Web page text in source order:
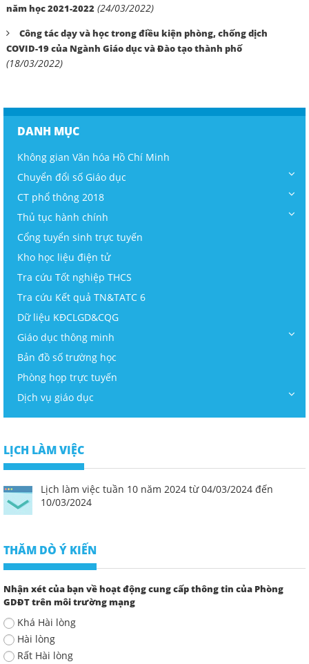
năm học 2021-2022 (24/03/2022)
Công tác dạy và học trong điều kiện phòng, chống dịch
COVID-19 của Ngành Giáo dục và Đào tạo thành phố
(18/03/2022)
DANH MỤC
Không gian Văn hóa Hồ Chí Minh
Chuyển đổi số Giáo dục
CT phổ thông 2018
Thủ tục hành chính
Cổng tuyển sinh trực tuyến
Kho học liệu điện tử
Tra cứu Tốt nghiệp THCS
Tra cứu Kết quả TN&TATC 6
Dữ liệu KĐCLGD&CQG
Giáo dục thông minh
Bản đồ số trường học
Phòng họp trực tuyến
Dịch vụ giáo dục
LỊCH LÀM VIỆC
Lịch làm việc tuần 10 năm 2024 từ 04/03/2024 đến
10/03/2024
THĂM DÒ Ý KIẾN
Nhận xét của bạn về hoạt động cung cấp thông tin của Phòng
GDĐT trên môi trường mạng
Khá Hài lòng
Hài lòng
Rất Hài lòng